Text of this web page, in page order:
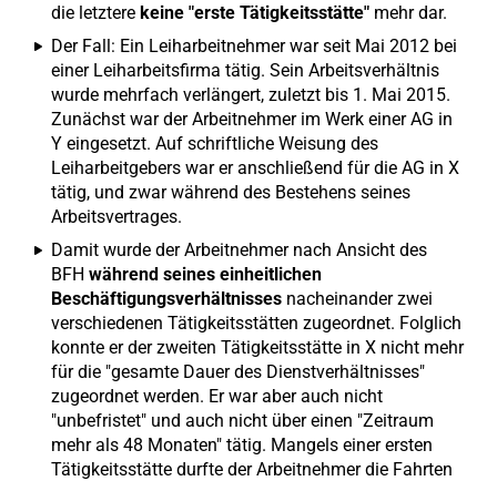
die letztere keine "erste Tätigkeitsstätte" mehr dar.
Der Fall: Ein Leiharbeitnehmer war seit Mai 2012 bei
einer Leiharbeitsfirma tätig. Sein Arbeitsverhältnis
wurde mehrfach verlängert, zuletzt bis 1. Mai 2015.
Zunächst war der Arbeitnehmer im Werk einer AG in
Y eingesetzt. Auf schriftliche Weisung des
Leiharbeitgebers war er anschließend für die AG in X
tätig, und zwar während des Bestehens seines
Arbeitsvertrages.
Damit wurde der Arbeitnehmer nach Ansicht des
BFH während seines einheitlichen
Beschäftigungsverhältnisses nacheinander zwei
verschiedenen Tätigkeitsstätten zugeordnet. Folglich
konnte er der zweiten Tätigkeitsstätte in X nicht mehr
für die "gesamte Dauer des Dienstverhältnisses"
zugeordnet werden. Er war aber auch nicht
"unbefristet" und auch nicht über einen "Zeitraum
mehr als 48 Monaten" tätig. Mangels einer ersten
Tätigkeitsstätte durfte der Arbeitnehmer die Fahrten